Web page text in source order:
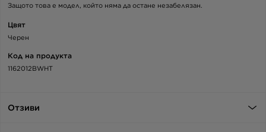
Защото това е модел, който няма да остане незабелязан.
Цвят
Черен
Код на продукта
1162012BWHT
Отзиви